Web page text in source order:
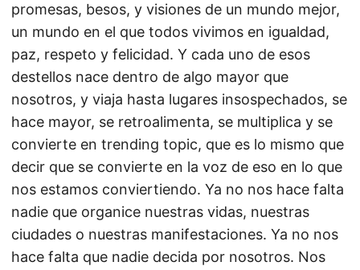
promesas, besos, y visiones de un mundo mejor,
un mundo en el que todos vivimos en igualdad,
paz, respeto y felicidad. Y cada uno de esos
destellos nace dentro de algo mayor que
nosotros, y viaja hasta lugares insospechados, se
hace mayor, se retroalimenta, se multiplica y se
convierte en trending topic, que es lo mismo que
decir que se convierte en la voz de eso en lo que
nos estamos conviertiendo. Ya no nos hace falta
nadie que organice nuestras vidas, nuestras
ciudades o nuestras manifestaciones. Ya no nos
hace falta que nadie decida por nosotros. Nos